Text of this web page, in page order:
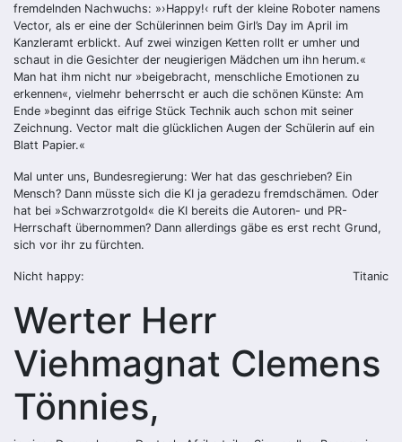
fremdelnden Nachwuchs: »›Happy!‹ ruft der kleine Roboter namens
Vector, als er eine der Schülerinnen beim Girl’s Day im April im
Kanzleramt erblickt. Auf zwei winzigen Ketten rollt er umher und
schaut in die Gesichter der neugierigen Mädchen um ihn herum.«
Man hat ihm nicht nur »beigebracht, menschliche Emotionen zu
erkennen«, vielmehr beherrscht er auch die schönen Künste: Am
Ende »beginnt das eifrige Stück Technik auch schon mit seiner
Zeichnung. Vector malt die glücklichen Augen der Schülerin auf ein
Blatt Papier.«
Mal unter uns, Bundesregierung: Wer hat das geschrieben? Ein
Mensch? Dann müsste sich die KI ja geradezu fremdschämen. Oder
hat bei »Schwarzrotgold« die KI bereits die Autoren- und PR-
Herrschaft übernommen? Dann allerdings gäbe es erst recht Grund,
sich vor ihr zu fürchten.
Nicht happy: Titanic
Werter Herr
Viehmagnat Clemens
Tönnies,